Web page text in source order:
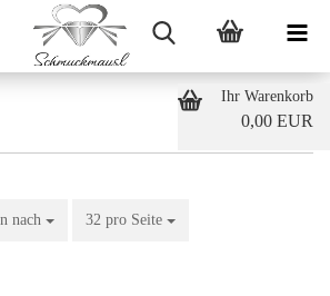
Ihr Warenkorb
0,00 EUR
nach 32 pro Seite